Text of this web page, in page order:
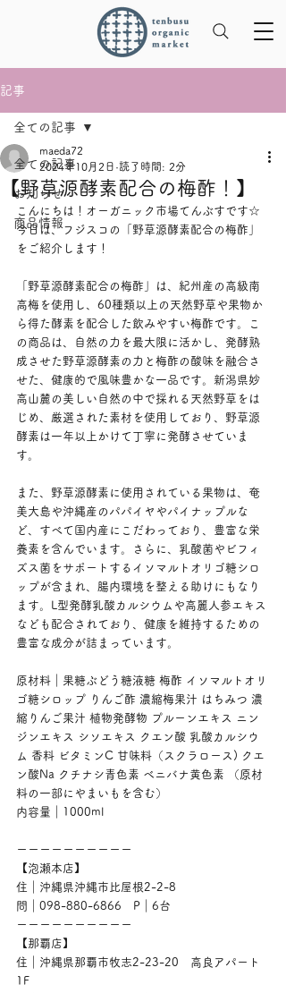
記事
全ての記事
お知らせ
商品情報
全ての記事
【野草源酵素配合の梅酢！】
maeda72
2024年10月2日 読了時間: 2分
こんにちは！オーガニック市場てんぶすです☆
今日は、フジスコの「野草源酵素配合の梅酢」
をご紹介します！
「野草源酵素配合の梅酢」は、紀州産の高級南
高梅を使用し、60種類以上の天然野草や果物か
ら得た酵素を配合した飲みやすい梅酢です。こ
の商品は、自然の力を最大限に活かし、発酵熟
成させた野草源酵素の力と梅酢の酸味を融合さ
せた、健康的で風味豊かな一品です。新潟県妙
高山麓の美しい自然の中で採れる天然野草をは
じめ、厳選された素材を使用しており、野草源
酵素は一年以上かけて丁寧に発酵させていま
す。
また、野草源酵素に使用されている果物は、奄
美大島や沖縄産のパパイヤやパイナップルな
ど、すべて国内産にこだわっており、豊富な栄
養素を含んでいます。さらに、乳酸菌やビフィ
ズス菌をサポートするイソマルトオリゴ糖シロ
ップが含まれ、腸内環境を整える助けにもなり
ます。L型発酵乳酸カルシウムや高麗人参エキス
なども配合されており、健康を維持するための
豊富な成分が詰まっています。
原材料｜果糖ぶどう糖液糖 梅酢 イソマルトオリ
ゴ糖シロップ りんご酢 濃縮梅果汁 はちみつ 濃
縮りんご果汁 植物発酵物 プルーンエキス ニン
ジンエキス シソエキス クエン酸 乳酸カルシウ
ム 香料 ビタミンC 甘味料（スクラロース) クエ
ン酸Na クチナシ青色素 ベニバナ黄色素 （原材
料の一部にやまいもを含む）
内容量｜1000ml
ーーーーーーーーーー
【泡瀬本店】
住｜沖縄県沖縄市比屋根2-2-8
問｜098-880-6866　P｜6台
ーーーーーーーーーー
【那覇店】
住｜沖縄県那覇市牧志2-23-20　高良アパート
1F